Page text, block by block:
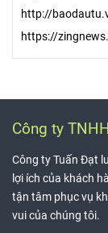
http://
https://
Công ty
Công ty Tuấn Đạt
lợi ích của khách
tận tâm phục vụ
vui của chúng tôi.